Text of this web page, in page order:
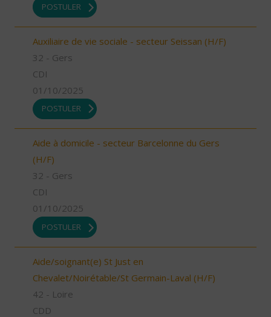
POSTULER
Auxiliaire de vie sociale - secteur Seissan (H/F)
32 - Gers
CDI
01/10/2025
POSTULER
Aide à domicile - secteur Barcelonne du Gers
(H/F)
32 - Gers
CDI
01/10/2025
POSTULER
Aide/soignant(e) St Just en
Chevalet/Noirétable/St Germain-Laval (H/F)
42 - Loire
CDD